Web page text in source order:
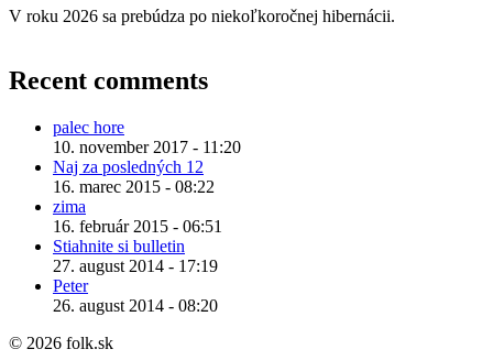
V roku 2026 sa prebúdza po niekoľkoročnej hibernácii.
Recent comments
palec hore
10. november 2017 - 11:20
Naj za posledných 12
16. marec 2015 - 08:22
zima
16. február 2015 - 06:51
Stiahnite si bulletin
27. august 2014 - 17:19
Peter
26. august 2014 - 08:20
© 2026 folk.sk